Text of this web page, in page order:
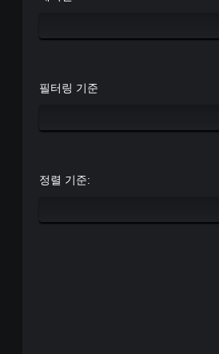
필터링 기준
정렬 기준: